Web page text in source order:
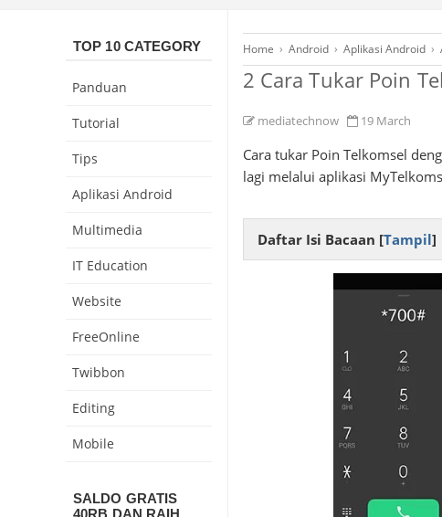
Home › Android › Aplikasi Android ›
2 Cara Tukar Poin
mediatechnow 19 March
Cara tukar Poin Telkomsel
lagi melalui aplikasi
Daftar Isi Bacaan [Tampil]
TOP 10 CATEGORY
Panduan
Tutorial
Tips
Aplikasi Android
Multimedia
IT Education
Website
FreeOnline
Twibbon
Editing
Mobile
SALDO GRATIS
40RB DAN RAIH